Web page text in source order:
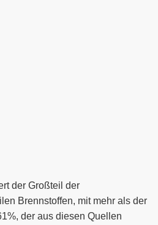
der Großteil der
Brennstoffen, mit mehr als der
der aus diesen Quellen